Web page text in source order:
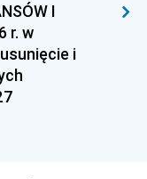
I
r. w
i